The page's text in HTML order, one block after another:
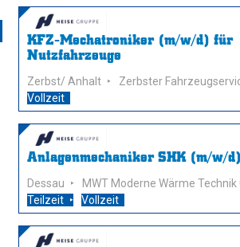
KFZ-Mechatroniker (m/w/d) für
Nutzfahrzeuge
Zerbst/ Anhalt
Zerbster
Vollzeit
Anlagenmechaniker SHK (m/w/d)
Dessau
MWT Moderne Wärme Technik
Teilzeit
Vollzeit